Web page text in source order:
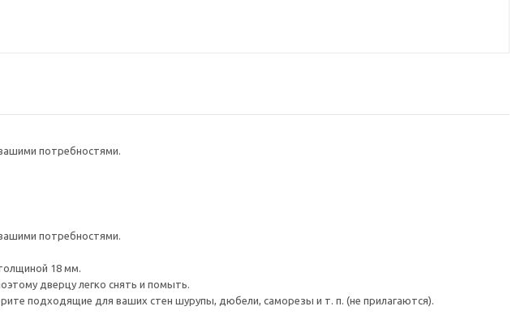
потребностями.
потребностями.
18 мм.
дверцу легко снять и помыть.
подходящие для ваших стен шурупы, дюбели, саморезы и т. п. (не прилагаются).